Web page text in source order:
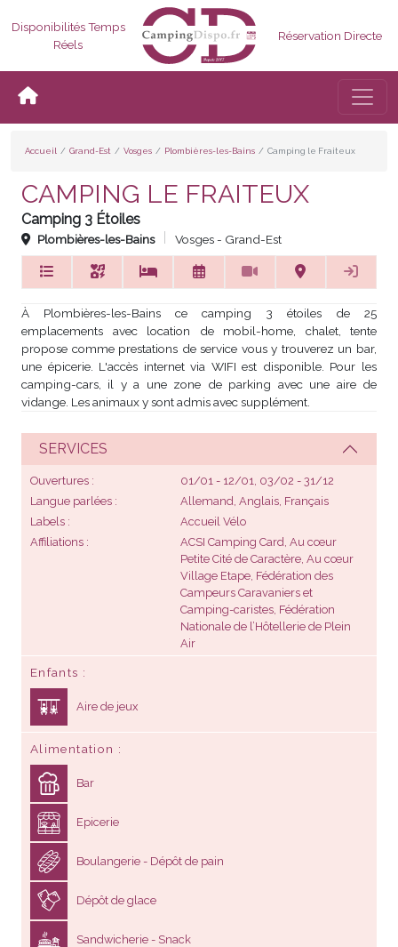
Disponibilités Temps
Réels
Réservation Directe
Accueil Grand-Est Vosges Plombières-les-Bains Camping le Fraiteux
CAMPING LE FRAITEUX
Camping 3 Étoiles
Plombières-les-Bains Vosges - Grand-Est
À Plombières-les-Bains ce camping 3 étoiles de 25
emplacements avec location de mobil-home, chalet, tente
propose comme prestations de service vous y trouverez un bar,
une épicerie. L'accès internet via WIFI est disponible. Pour les
camping-cars, il y a une zone de parking avec une aire de
vidange. Les animaux y sont admis avec supplément.
SERVICES
Ouvertures
01/01 - 12/01, 03/02 - 31/12
Langue parlées
Allemand, Anglais, Français
Labels
Accueil Vélo
Affiliations
ACSI Camping Card, Au cœur
Petite Cité de Caractère, Au cœur
Village Etape, Fédération des
Campeurs Caravaniers et
Camping-caristes, Fédération
Nationale de l’Hôtellerie de Plein
Air
Enfants
Aire de jeux
Alimentation
Bar
Epicerie
Boulangerie - Dépôt de pain
Dépôt de glace
Sandwicherie - Snack